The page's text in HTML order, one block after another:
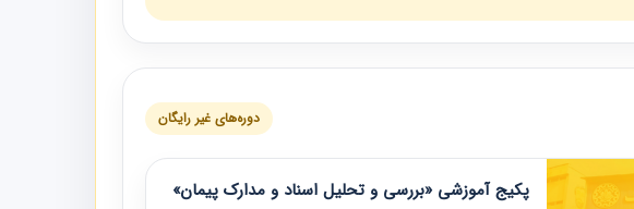
دوره‌های غیر رایگان
پکیج آموزشی «بررسی و تحلیل اسناد و مدارک پیمان»